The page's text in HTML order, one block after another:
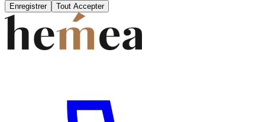
Enregistrer Tout Accepter